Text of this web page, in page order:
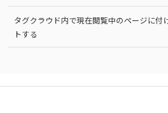
タグクラウド内で現在閲覧中のページに付
トする